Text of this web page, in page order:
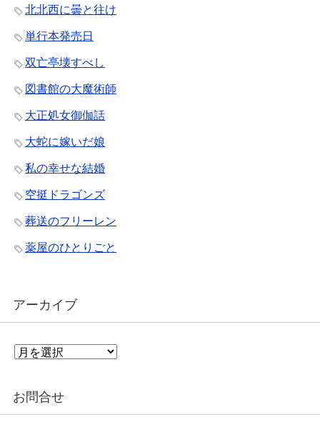
北北西に曇と往け
単行本発売日
双亡亭壊すべし
図書館の大魔術師
大正処女御伽話
大蛇に嫁いだ娘
私の幸せな結婚
空挺ドラゴンズ
葬送のフリーレン
薬屋のひとりごと
アーカイブ
ア
イ
お問合せ